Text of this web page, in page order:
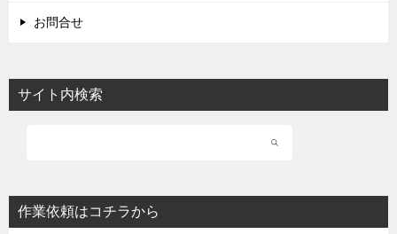
お問合せ
サイト内検索
作業依頼はコチラから